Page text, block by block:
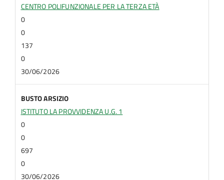
CENTRO POLIFUNZIONALE PER LA TERZA ETÀ
0
0
137
0
30/06/2026
BUSTO ARSIZIO
ISTITUTO LA PROVVIDENZA U.G. 1
0
0
697
0
30/06/2026